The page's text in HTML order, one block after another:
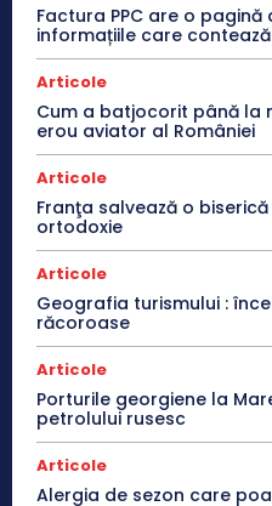
Factura PPC are o
informațiile care
Articole
Cum a batjocorit până la
erou aviator al României
Articole
Franţa salvează o
ortodoxie
Articole
Geografia turismului :
răcoroase
Articole
Porturile georgiene la
petrolului rusesc
Articole
Alergia de sezon care